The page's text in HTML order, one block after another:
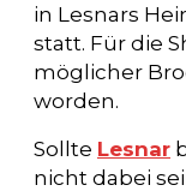
in Lesnars
statt. Für die
möglicher
worden.
Sollte Lesnar
nicht dabei